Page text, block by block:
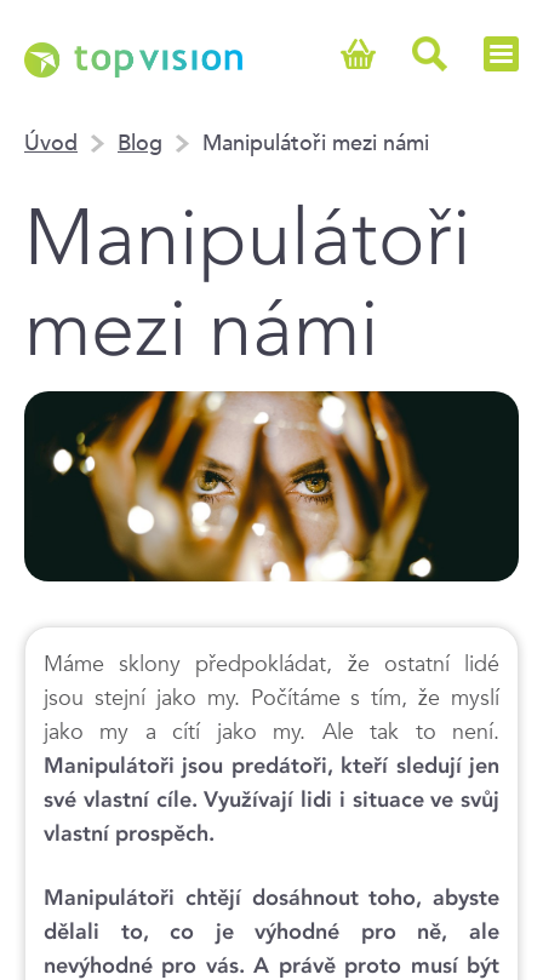
Úvod Blog Manipulátoři mezi námi
Manipulátoři
mezi námi
Máme sklony předpokládat, že ostatní lidé
jsou stejní jako my. Počítáme s tím, že myslí
jako my a cítí jako my. Ale tak to není.
Manipulátoři jsou predátoři, kteří sledují jen
své vlastní cíle. Využívají lidi i situace ve svůj
vlastní prospěch.
Manipulátoři chtějí dosáhnout toho, abyste
dělali to, co je výhodné pro ně, ale
nevýhodné pro vás. A právě proto musí být